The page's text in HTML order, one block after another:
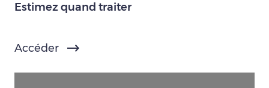
Estimez quand traiter
Accéder